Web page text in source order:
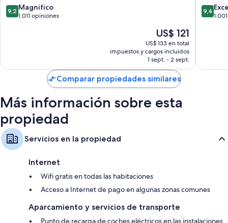
Seogwipo
9.2
de
9,2 Magnífico
1.011 opiniones
El
precio
actual
es
de
US$ 121
US$ 121
US$ 133 en total
impuestos y cargos incluidos
1 sept. - 2 sept.
9.4
de
9,4
Comparar propiedades similares
Más información sobre esta
propiedad
Servicios en la propiedad
Internet
Wifi gratis en todas las habitaciones
Acceso a Internet de pago en algunas zonas comunes
Aparcamiento y servicios de transporte
Punto de recarga de coches eléctricos en las instalaciones